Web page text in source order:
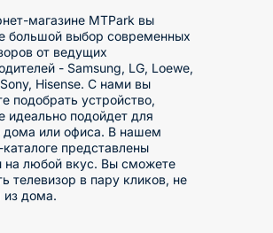
магазине MTPark вы
большой выбор современных
от ведущих
- Samsung, LG, Loewe,
Hisense. С нами вы
подобрать устройство,
идеально подойдет для
дома или офиса. В нашем
представлены
на любой вкус. Вы сможете
телевизор в пару кликов, не
из дома.